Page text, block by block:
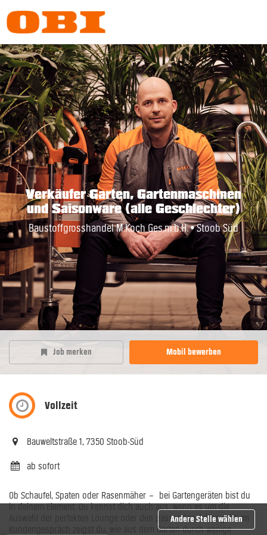
Verkäufer Garten, Gartenmaschinen
und Saisonware (alle Geschlechter)
Baustoffgrosshandel M.Koch Ges.m.b.H. • Stoob Süd
Job merken Mobil bewerben
Vollzeit
Bauweltstraße 1, 7350 Stoob-Süd
ab sofort
Ob Schaufel, Spaten oder Rasenmäher – bei Gartengeräten bist du
Auswahl der perfekten Lounge oder den passenden Griller geht. Im
Kundengespräch zeigst du, wie aus dem Garten durch wenige
Andere Stelle wählen